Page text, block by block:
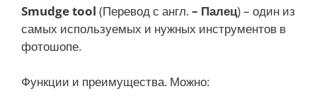
Smudge tool (Перевод с англ.– Палец) – один из
самых используемых и нужных инструментов в
фотошопе.
Функции и преимущества. Можно: